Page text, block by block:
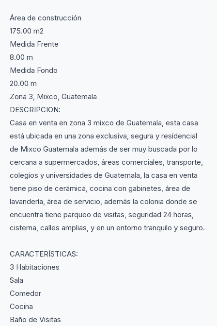
Área de construcción
175.00 m2
Medida Frente
8.00 m
Medida Fondo
20.00 m
Zona 3, Mixco, Guatemala
DESCRIPCION:
Casa en venta en zona 3 mixco de Guatemala, esta casa
está ubicada en una zona exclusiva, segura y residencial
de Mixco Guatemala además de ser muy buscada por lo
cercana a supermercados, áreas comerciales, transporte,
colegios y universidades de Guatemala, la casa en venta
tiene piso de cerámica, cocina con gabinetes, área de
lavandería, área de servicio, además la colonia donde se
encuentra tiene parqueo de visitas, seguridad 24 horas,
cisterna, calles amplias, y en un entorno tranquilo y seguro.
CARACTERÍSTICAS:
3 Habitaciones
Sala
Comedor
Cocina
Baño de Visitas